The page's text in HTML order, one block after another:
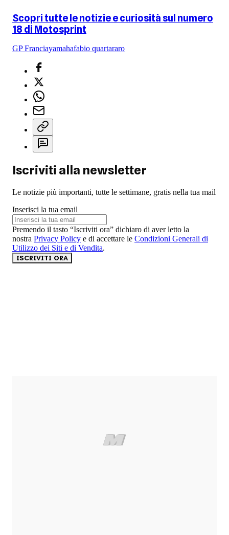
Scopri tutte le notizie e curiosità sul numero
18 di Motosprint
GP Franciayamahafabio quartararo
Iscriviti alla newsletter
Le notizie più importanti, tutte le settimane, gratis nella tua mail
Inserisci la tua email
Premendo il tasto “Iscriviti ora” dichiaro di aver letto la
nostra Privacy Policy e di accettare le Condizioni Generali di
Utilizzo dei Siti e di Vendita.
ISCRIVITI ORA